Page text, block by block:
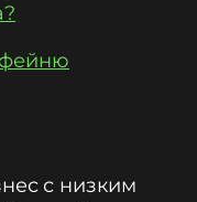
с низким